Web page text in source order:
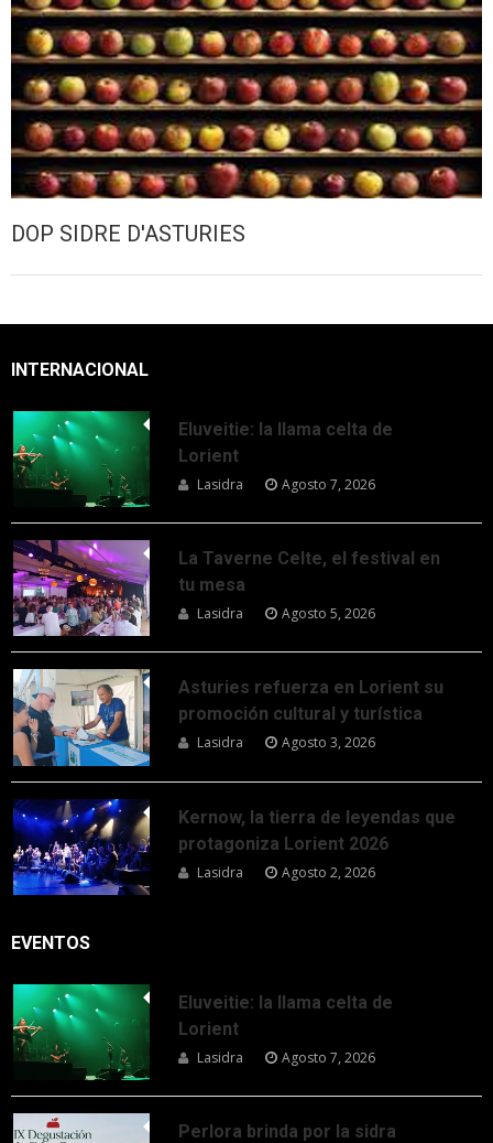
DOP SIDRE D'ASTURIES
INTERNACIONAL
Eluveitie: la llama celta de
Lorient
Lasidra Agosto 7, 2026
La Taverne Celte, el festival en
tu mesa
Lasidra Agosto 5, 2026
Asturies refuerza en Lorient su
promoción cultural y turística
Lasidra Agosto 3, 2026
Kernow, la tierra de leyendas que
protagoniza Lorient 2026
Lasidra Agosto 2, 2026
EVENTOS
Eluveitie: la llama celta de
Lorient
Lasidra Agosto 7, 2026
Perlora brinda por la sidra